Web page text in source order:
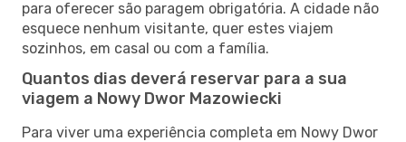
para oferecer são paragem obrigatória. A cidade não
esquece nenhum visitante, quer estes viajem
sozinhos, em casal ou com a família.
Quantos dias deverá reservar para a sua
viagem a Nowy Dwor Mazowiecki
Para viver uma experiência completa em Nowy Dwor